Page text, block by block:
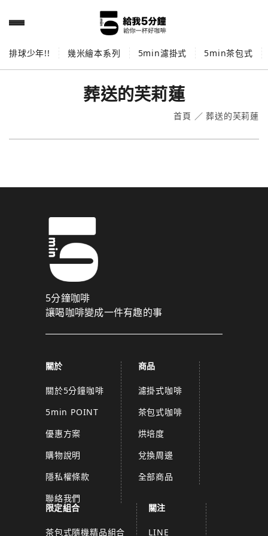
排球少年!! 幾米繪本系列 5min濾掛式 5min茶包式
葬送的芙莉蓮
首頁 ／葬送的芙莉蓮
5分鐘咖啡
讓喝咖啡變成一件有趣的事
關於
關於5分鐘咖啡
5min POINT
優惠方案
購物說明
隱私權條款
聯絡我們
商品
濾掛式咖啡
茶包式咖啡
烘培度
兌換周邊
全部商品
限定組合
茶包式隨機精品組合
關注
LINE